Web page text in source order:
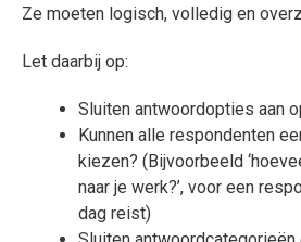
Ze moeten logisch, volledig en
Let daarbij op:
Sluiten antwoordopties aan
Kunnen alle respondenten
kiezen? (Bijvoorbeeld
naar je werk?’, voor een
dag reist)